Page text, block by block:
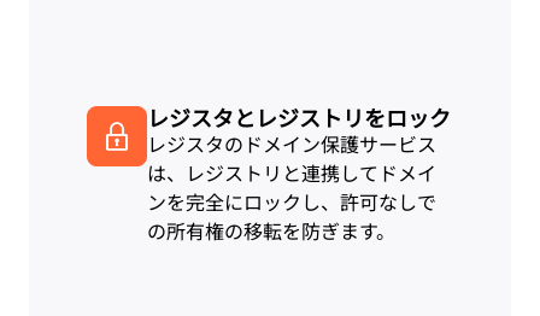
レジスタとレジストリをロック
レジスタのドメイン保護サービス
は、レジストリと連携してドメイ
ンを完全にロックし、許可なしで
の所有権の移転を防ぎます。